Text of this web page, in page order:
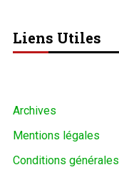
Liens Utiles
Archives
Mentions légales
Conditions générales